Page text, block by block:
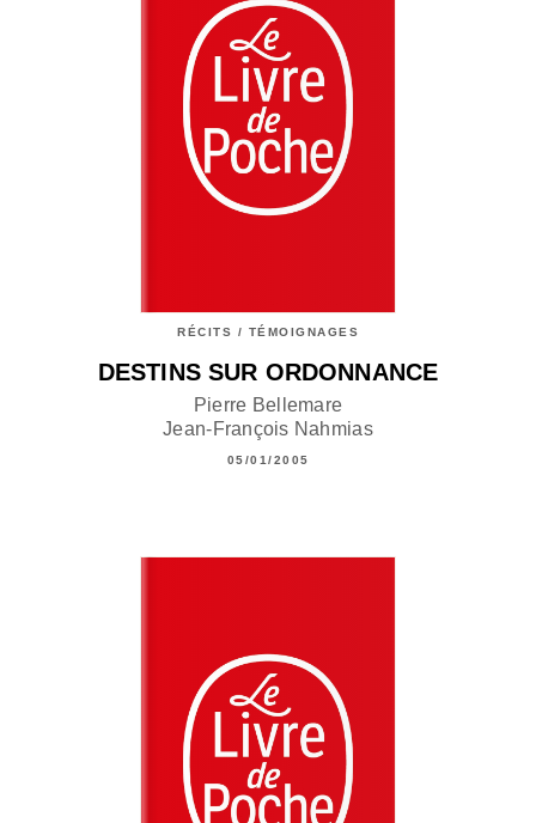
RÉCITS / TÉMOIGNAGES
DESTINS SUR ORDONNANCE
Pierre Bellemare
Jean-François Nahmias
05/01/2005